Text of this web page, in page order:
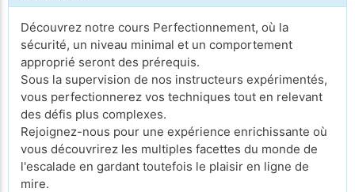
Découvrez notre cours Perfectionnement, où la
sécurité, un niveau minimal et un comportement
approprié seront des prérequis.
Sous la supervision de nos instructeurs expérimentés,
vous perfectionnerez vos techniques tout en relevant
des défis plus complexes.
Rejoignez-nous pour une expérience enrichissante où
vous découvrirez les multiples facettes du monde de
l'escalade en gardant toutefois le plaisir en ligne de
mire.